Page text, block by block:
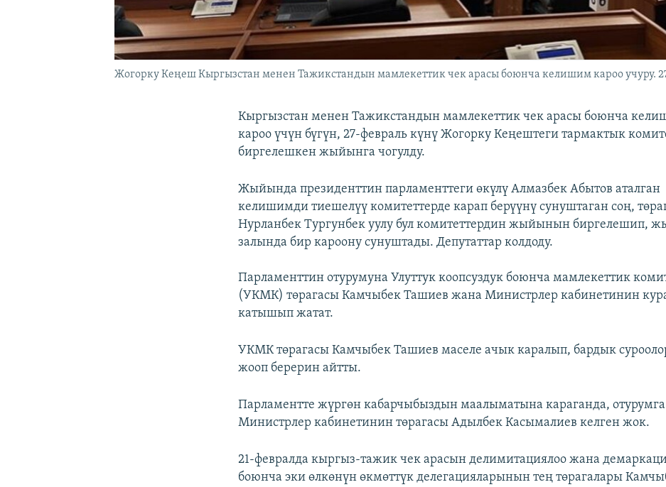
Жогорку Кеңеш Кыргызстан менен Тажикстандын мамлекеттик чек арасы боюнча келишим кароо учуру.
Кыргызстан менен Тажикстандын мамлекеттик чек арасы боюнча
кароо үчүн бүгүн, 27-февраль күнү Жогорку Кеңештеги тармактык
биргелешкен жыйынга чогулду.
Жыйында президенттин парламенттеги өкүлү Алмазбек Абытов аталган
келишимди тиешелүү комитеттерде карап берүүнү сунуштаган соң,
Нурланбек Тургунбек уулу бул комитеттердин жыйынын биргелешип,
залында бир кароону сунуштады. Депутаттар колдоду.
Парламенттин отурумуна Улуттук коопсуздук боюнча мамлекеттик
(УКМК) төрагасы Камчыбек Ташиев жана Министрлер кабинетинин
катышып жатат.
УКМК төрагасы Камчыбек Ташиев маселе ачык каралып, бардык
жооп берерин айтты.
Парламентте жүргөн кабарчыбыздын маалыматына караганда, отурумга
Министрлер кабинетинин төрагасы Адылбек Касымалиев келген жок.
21-февралда кыргыз-тажик чек арасын делимитациялоо жана
боюнча эки өлкөнүн өкмөттүк делегацияларынын тең төрагалары